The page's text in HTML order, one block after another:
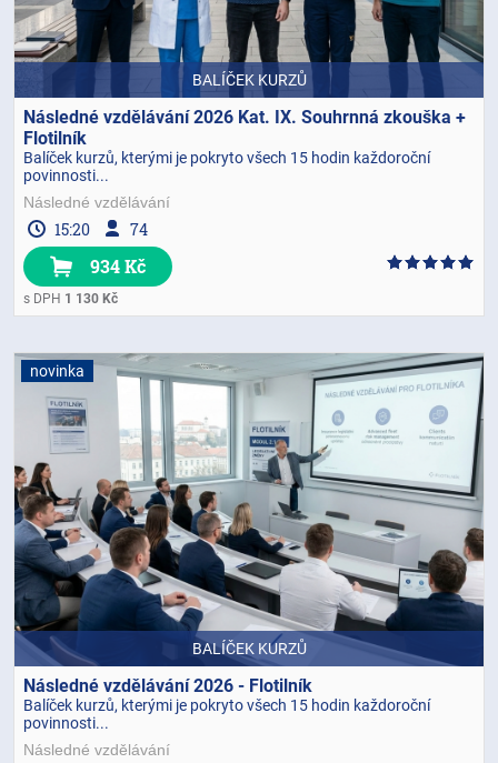
BALÍČEK KURZŮ
Následné vzdělávání 2026 Kat. IX. Souhrnná zkouška +
Flotilník
Balíček kurzů, kterými je pokryto všech 15 hodin každoroční
povinnosti...
Následné vzdělávání
15:20 74
934 Kč
s DPH 1 130 Kč
novinka
BALÍČEK KURZŮ
Následné vzdělávání 2026 - Flotilník
Balíček kurzů, kterými je pokryto všech 15 hodin každoroční
povinnosti...
Následné vzdělávání